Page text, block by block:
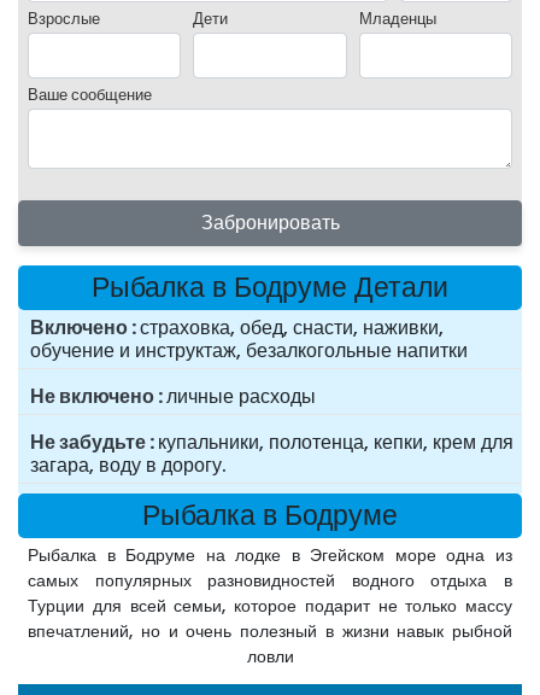
Взрослые Дети Младенцы
Ваше сообщение
Забронировать
Рыбалка в Бодруме Детали
Включено страховка, обед, снасти, наживки,
обучение и инструктаж, безалкогольные напитки
Не включено личные расходы
Не забудьте купальники, полотенца, кепки, крем для
загара, воду в дорогу.
Рыбалка в Бодруме
Рыбалка в Бодруме на лодке в Эгейском море одна из
самых популярных разновидностей водного отдыха в
Турции для всей семьи, которое подарит не только массу
впечатлений, но и очень полезный в жизни навык рыбной
ловли